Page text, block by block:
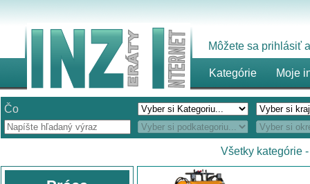
Môžete sa prihlásiť
Kategórie Moje
Čo
Všetky kategórie